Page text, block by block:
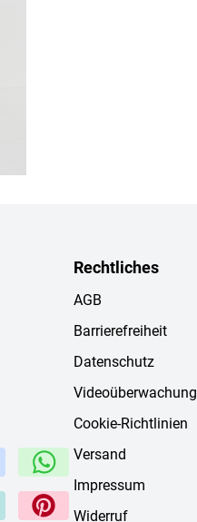
Rechtliches
AGB
Barrierefreiheit
Datenschutz
Videoüberwachung
Cookie-Richtlinien
Versand
Impressum
Widerruf